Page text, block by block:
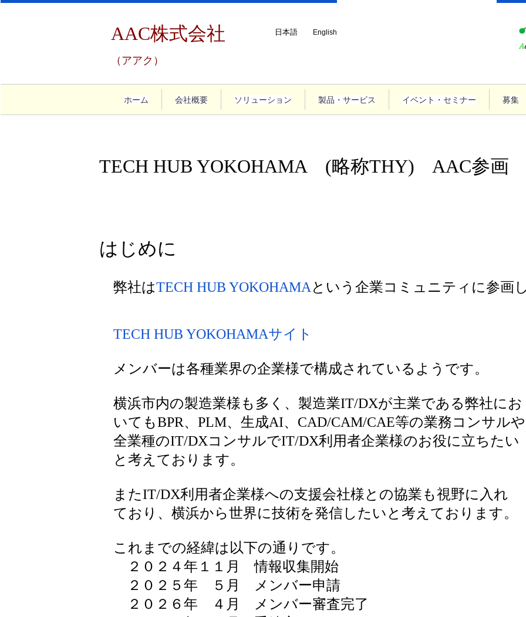
AAC株式会社
（アアク）
日本語 English
ホーム 会社概要 ソリューション 製品・サービス イベント・セミナー 募集
TECH HUB YOKOHAMA (略称THY) AAC参画
はじめに
弊社はTECH HUB YOKOHAMA という企業コミュニティに参画
TECH HUB YOKOHAMAサイト
メンバーは各種業界の企業様で構成されているようです。
横浜市内の製造業様も多く、製造業IT/DXが主業である弊社にお
いてもBPR、PLM、生成AI、CAD/CAM/CAE等の業務コンサルや
全業種のIT/DXコンサルでIT/DX利用者企業様のお役に立ちたい
と考えております。
またIT/DX利用者企業様への支援会社様との協業も視野に入れ
ており、横浜から世界に技術を発信したいと考えております。
これまでの経緯は以下の通りです。
２０２４年１１月 情報収集開始
２０２５年 ５月 メンバー申請
２０２６年 ４月 メンバー審査完了